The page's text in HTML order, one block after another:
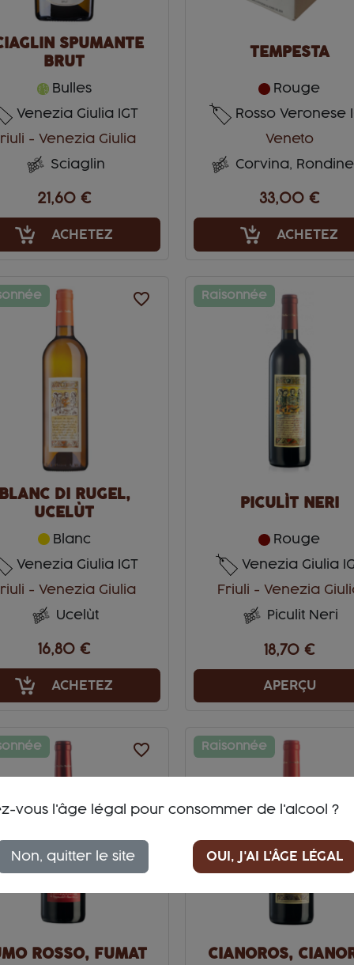
SPUMANTE
BRUT
Bulles
Venezia Giulia IGT
- Venezia Giulia
Sciaglin
21,60 €
ACHETEZ
TEMPESTA
Rouge
Rosso Veronese
Veneto
Corvina,
33,00 €
ACHETEZ
favorite_border
DI RUGEL,
UCELÙT
Blanc
Venezia Giulia IGT
- Venezia Giulia
Ucelùt
16,80 €
ACHETEZ
Raisonnée
PICULÌT NERI
Rouge
Venezia Giulia
Friuli - Venezia
Piculit Neri
18,70 €
APERÇU
favorite_border
ROSSO, FUMAT
Raisonnée
CIANOROS,
vous l'âge légal pour consommer de l'alcool ?
Non, quitter le site OUI, J'AI L'ÂGE LÉGAL